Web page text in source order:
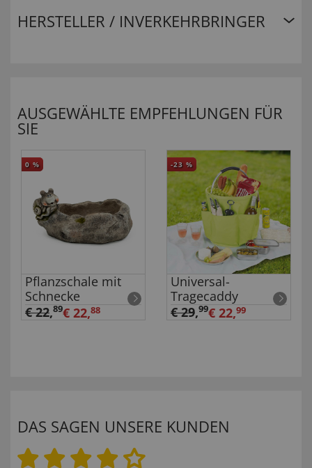
HERSTELLER / INVERKEHRBRINGER
AUSGEWÄHLTE EMPFEHLUNGEN FÜR
SIE
0 %
Pflanzschale mit
Schnecke
€ 22,89€ 22,88
-23 %
Universal-
Tragecaddy
€ 29,99€ 22,99
DAS SAGEN UNSERE KUNDEN